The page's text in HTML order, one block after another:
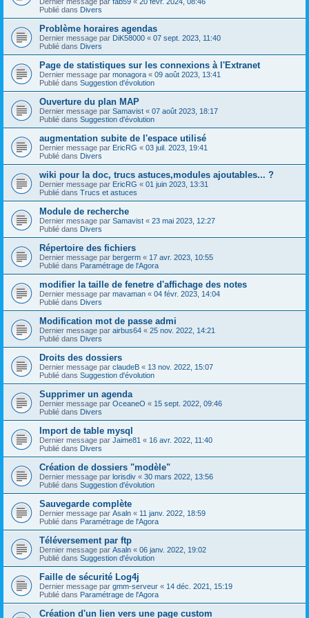
Publié dans Divers
Problème horaires agendas
Dernier message par DiK58000 « 07 sept. 2023, 11:40
Publié dans Divers
Page de statistiques sur les connexions à l'Extranet
Dernier message par monagora « 09 août 2023, 13:41
Publié dans Suggestion d'évolution
Ouverture du plan MAP
Dernier message par Samavist « 07 août 2023, 18:17
Publié dans Suggestion d'évolution
augmentation subite de l'espace utilisé
Dernier message par EricRG « 03 juil. 2023, 19:41
Publié dans Divers
wiki pour la doc, trucs astuces,modules ajoutables... ?
Dernier message par EricRG « 01 juin 2023, 13:31
Publié dans Trucs et astuces
Module de recherche
Dernier message par Samavist « 23 mai 2023, 12:27
Publié dans Divers
Répertoire des fichiers
Dernier message par bergerm « 17 avr. 2023, 10:55
Publié dans Paramétrage de l'Agora
modifier la taille de fenetre d'affichage des notes
Dernier message par mavaman « 04 févr. 2023, 14:04
Publié dans Divers
Modification mot de passe admi
Dernier message par airbus64 « 25 nov. 2022, 14:21
Publié dans Divers
Droits des dossiers
Dernier message par claudeB « 13 nov. 2022, 15:07
Publié dans Suggestion d'évolution
Supprimer un agenda
Dernier message par OceaneO « 15 sept. 2022, 09:46
Publié dans Divers
Import de table mysql
Dernier message par Jaime81 « 16 avr. 2022, 11:40
Publié dans Divers
Création de dossiers "modèle"
Dernier message par lorisdiv « 30 mars 2022, 13:56
Publié dans Suggestion d'évolution
Sauvegarde complète
Dernier message par Asaln « 11 janv. 2022, 18:59
Publié dans Paramétrage de l'Agora
Téléversement par ftp
Dernier message par Asaln « 06 janv. 2022, 19:02
Publié dans Suggestion d'évolution
Faille de sécurité Log4j
Dernier message par gmm-serveur « 14 déc. 2021, 15:19
Publié dans Paramétrage de l'Agora
Création d'un lien vers une page custom